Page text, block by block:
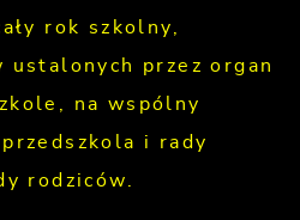
rok szkolny,
przez organ
na wspólny
i rady
rodziców.